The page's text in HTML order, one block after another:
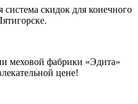
скидок для конечного
меховой фабрики «Эдита»
цене!